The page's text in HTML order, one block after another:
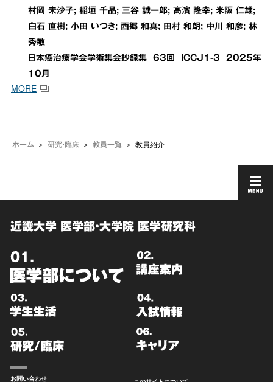
ホーム 研究・臨床 教員一覧 教員紹介
村岡 未沙子; 稲垣 千晶; 三谷 誠一郎; 高濱 隆幸; 米阪 仁雄;
白石 直樹; 小田 いつき; 西郷 和真; 田村 和朗; 中川 和彦; 林
秀敏
日本癌治療学会学術集会抄録集 63回 ICCJ1-3 2025年
10月
MORE
近畿大学 医学部・大学院 医学研究科
お問い合わせ